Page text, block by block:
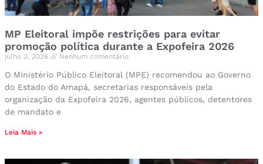
MP Eleitoral impõe restrições para evitar
promoção política durante a Expofeira 2026
julho 3, 2026 Nenhum comentário
O Ministério Público Eleitoral (MPE) recomendou ao Governo
do Estado do Amapá, secretarias responsáveis pela
organização da Expofeira 2026, agentes públicos, detentores
de mandato e
Leia Mais »